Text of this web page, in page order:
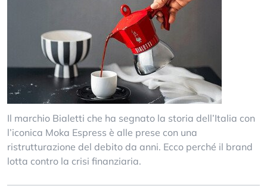
Il marchio Bialetti che ha segnato la storia dell’Italia con
l’iconica Moka Espress è alle prese con una
ristrutturazione del debito da anni. Ecco perché il brand
lotta contro la crisi finanziaria.